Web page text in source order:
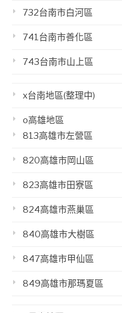
732台南市白河區
741台南市善化區
743台南市山上區
x台南地區(整理中)
o高雄地區
813高雄市左營區
820高雄市岡山區
823高雄市田寮區
824高雄市燕巢區
840高雄市大樹區
847高雄市甲仙區
849高雄市那瑪夏區